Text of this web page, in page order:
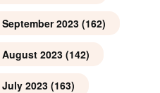
September 2023(162)
August 2023(142)
July 2023(163)